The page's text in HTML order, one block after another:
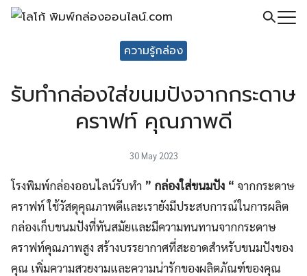
Skip
ความรู้กล่อง
รับทำกล่องใส่ขนมปังจากกระดาษ
คราฟท์ คุณภาพดี
30 May 2023
โรงพิมพ์กล่องออนไลน์รับทำ ” กล่องใส่ขนมปัง “ จากกระดาษ
คราฟท์ ใช้วัสดุคุณภาพดีและเรายังมีประสบการณ์ในการผลิต
กล่องเก็บขนมปังที่ทันสมัยและมีความทนทานจากกระดาษ
คราฟท์คุณภาพสูง สร้างบรรยากาศที่สะอาดสำหรับขนมปังของ
คุณ เพิ่มความสวยงามและความน่ารักของผลิตภัณฑ์ของคุณ